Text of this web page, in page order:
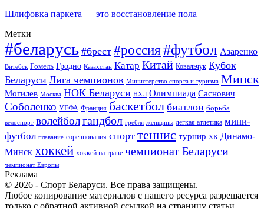
Шлифовка паркета — это восстановление пола
Метки
#беларусь #брест #россия#футбол Азаренко
Витебск Гомель Гродно Казахстан Катар Китай Ковальчук Кубок
Беларуси Лига чемпионов Министерство спорта и туризма Минск
Могилев Москва НОК Беларуси НХЛ Олимпиада Саснович
Соболенко УЕФА Франция баскетбол биатлон борьба
велоспорт волейболгандбол гребля женщины легкая атлетика мини-
футбол плавание соревнования спорт теннис турнир хк Динамо-
Минск хоккей хоккей на траве чемпионат Беларуси
чемпионат Европы
Реклама
© 2026 - Спорт Беларуси. Все права защищены.
Любое копирование материалов с нашего ресурса разрешается